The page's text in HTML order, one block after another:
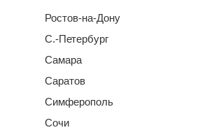
Ростов-на-Дону
С.-Петербург
Самара
Саратов
Симферополь
Сочи